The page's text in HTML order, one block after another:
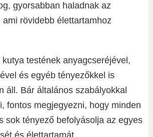
gyorsabban haladnak az
rövidebb élettartamhoz
testének anyagcseréjével,
és egyéb tényezőkkel is
áll. Bár általános szabályokkal
fontos megjegyezni, hogy minden
sok tényező befolyásolja az egyes